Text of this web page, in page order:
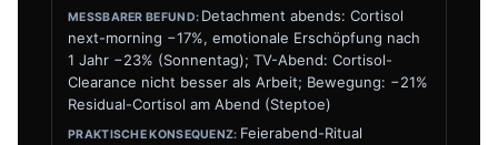
Detachment abends: Cortisol
next-morning −17%, emotionale Erschöpfung nach
1 Jahr −23% (Sonnentag); TV-Abend: Cortisol-
Clearance nicht besser als Arbeit; Bewegung: −21%
Residual-Cortisol am Abend (Steptoe)
Feierabend-Ritual